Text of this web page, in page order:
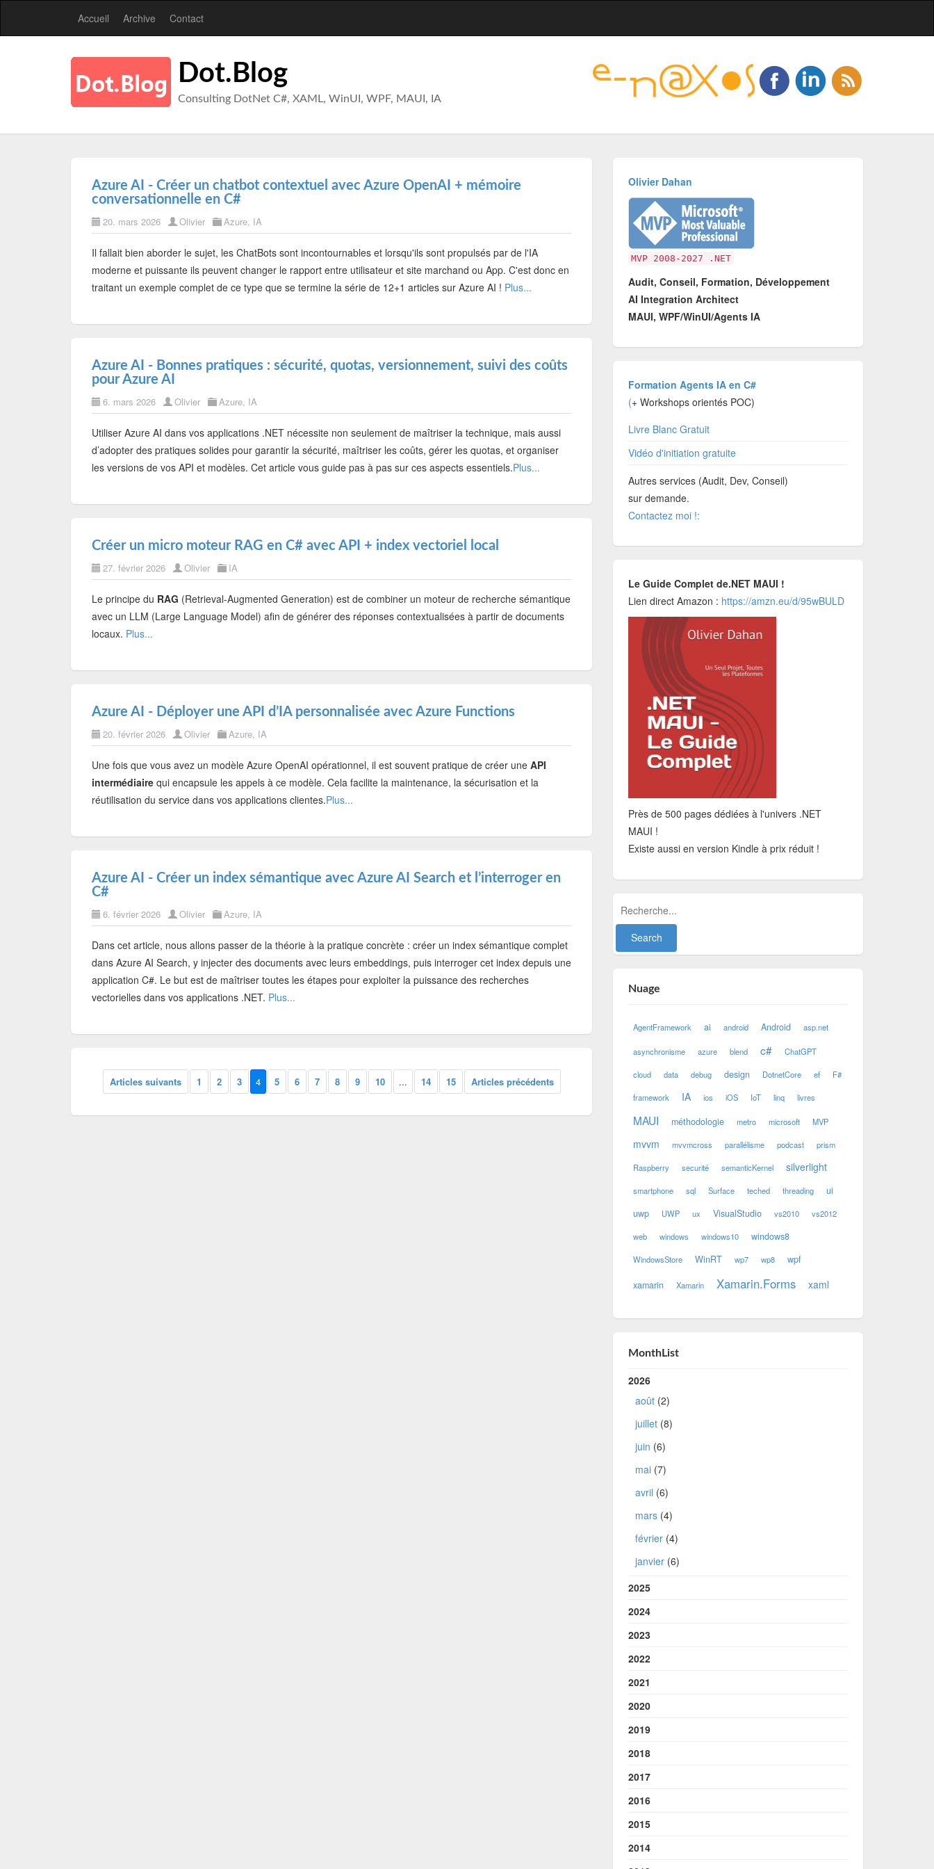
Accueil Archive Contact
Dot.Blog
Consulting DotNet C#, XAML, WinUI, WPF, MAUI, IA
Azure AI - Créer un chatbot contextuel avec Azure OpenAI + mémoire
conversationnelle en C#
20. mars 2026 Olivier Azure, IA
Il fallait bien aborder le sujet, les ChatBots sont incontournables et lorsqu'ils sont propulsés par de l'IA
moderne et puissante ils peuvent changer le rapport entre utilisateur et site marchand ou App. C'est donc en
traitant un exemple complet de ce type que se termine la série de 12+1 articles sur Azure AI ! Plus...
Azure AI - Bonnes pratiques : sécurité, quotas, versionnement, suivi des coûts
pour Azure AI
6. mars 2026 Olivier Azure, IA
Utiliser Azure AI dans vos applications .NET nécessite non seulement de maîtriser la technique, mais aussi
d’adopter des pratiques solides pour garantir la sécurité, maîtriser les coûts, gérer les quotas, et organiser
les versions de vos API et modèles. Cet article vous guide pas à pas sur ces aspects essentiels.Plus...
Créer un micro moteur RAG en C# avec API + index vectoriel local
27. février 2026 Olivier IA
Le principe du RAG (Retrieval-Augmented Generation) est de combiner un moteur de recherche sémantique
avec un LLM (Large Language Model) afin de générer des réponses contextualisées à partir de documents
locaux. Plus...
Azure AI - Déployer une API d’IA personnalisée avec Azure Functions
20. février 2026 Olivier Azure, IA
Une fois que vous avez un modèle Azure OpenAI opérationnel, il est souvent pratique de créer une API
intermédiaire qui encapsule les appels à ce modèle. Cela facilite la maintenance, la sécurisation et la
réutilisation du service dans vos applications clientes.Plus...
Azure AI - Créer un index sémantique avec Azure AI Search et l’interroger en
C#
6. février 2026 Olivier Azure, IA
Dans cet article, nous allons passer de la théorie à la pratique concrète : créer un index sémantique complet
dans Azure AI Search, y injecter des documents avec leurs embeddings, puis interroger cet index depuis une
application C#. Le but est de maîtriser toutes les étapes pour exploiter la puissance des recherches
vectorielles dans vos applications .NET. Plus...
Articles suivants 1 2 3 4 5 6 7 8 9 10 ... 14 15 Articles précédents
Olivier Dahan
MVP 2008-2027 .NET
Audit, Conseil, Formation, Développement
AI Integration Architect
MAUI, WPF/WinUI/Agents IA
Formation Agents IA en C#
(+ Workshops orientés POC)
Livre Blanc Gratuit
Vidéo d'initiation gratuite
Autres services (Audit, Dev, Conseil)
sur demande.
Contactez moi !:
Le Guide Complet de.NET MAUI !
Lien direct Amazon : https://amzn.eu/d/95wBULD
Près de 500 pages dédiées à l'univers .NET
MAUI !
Existe aussi en version Kindle à prix réduit !
Nuage
AgentFramework ai android Android asp.net
asynchronisme azure blend c# ChatGPT
cloud data debug design DotnetCore ef F#
framework IA ios iOS IoT linq livres
MAUI méthodologie metro microsoft MVP
mvvm mvvmcross parallélisme podcast prism
Raspberry securité semanticKernel silverlight
smartphone sql Surface teched threading
ui
uwp
UWP ux VisualStudio vs2010 vs2012
web windows windows10 windows8
WindowsStore WinRT wp7 wp8 wpf
xamarin Xamarin Xamarin.Forms xaml
MonthList
2026
août(2)
juillet(8)
juin (6)
mai(7)
avril (6)
mars(4)
février(4)
janvier(6)
2025
2024
2023
2022
2021
2020
2019
2018
2017
2016
2015
2014